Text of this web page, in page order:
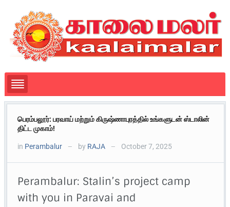
பெரம்பலூர்: பரவாய் மற்றும் கிருஷ்ணாபுரத்தில் உங்களுடன் ஸ்டாலின்
திட்ட முகாம்!
in Perambalur — by RAJA — October 7, 2025
Perambalur: Stalin’s project camp
with you in Paravai and